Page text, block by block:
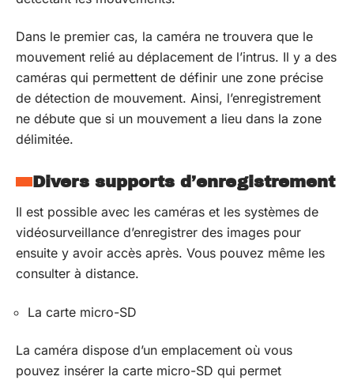
Dans le premier cas, la caméra ne trouvera que le
mouvement relié au déplacement de l’intrus. Il y a des
caméras qui permettent de définir une zone précise
de détection de mouvement. Ainsi, l’enregistrement
ne débute que si un mouvement a lieu dans la zone
délimitée.
Divers supports d’enregistrement
Il est possible avec les caméras et les systèmes de
vidéosurveillance d’enregistrer des images pour
ensuite y avoir accès après. Vous pouvez même les
consulter à distance.
La carte micro-SD
La caméra dispose d’un emplacement où vous
pouvez insérer la carte micro-SD qui permet